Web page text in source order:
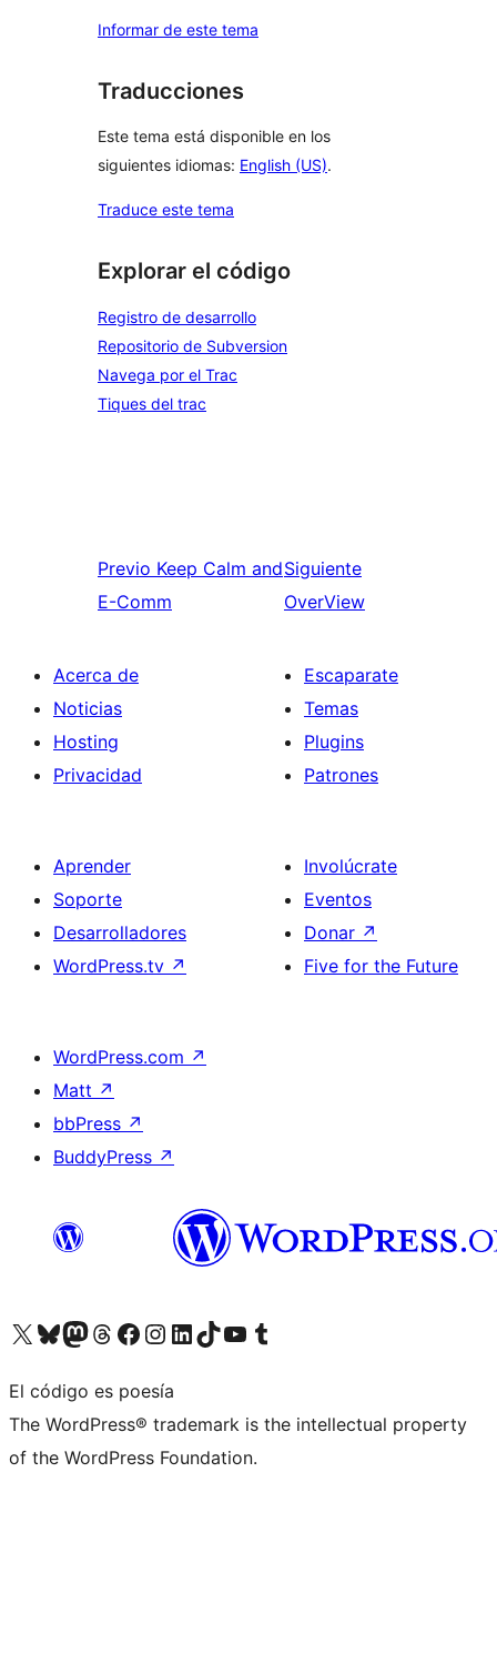
Informar de este tema
Traducciones
Este tema está disponible en los
siguientes idiomas: English (US).
Traduce este tema
Explorar el código
Registro de desarrollo
Repositorio de Subversion
Navega por el Trac
Tiques del trac
Previo Keep Calm and
E-Comm
Siguiente
OverView
Acerca de
Noticias
Hosting
Privacidad
Escaparate
Temas
Plugins
Patrones
Aprender
Soporte
Desarrolladores
WordPress.tv ↗
Involúcrate
Eventos
Donar ↗
Five for the Future
WordPress.com ↗
Matt ↗
bbPress ↗
BuddyPress ↗
Visita nuestra cuenta de X (anteriormente Twitter)
Visita nuestra cuenta de Bluesky
Visita nuestra cuenta de Mastodon
Visita nuestra cuenta de Threads
Visita nuestra página de Facebook
Visita nuestra cuenta de Instagram
Visita nuestra cuenta de LinkedIn
Visita nuestra cuenta de TikTok
Visita nuestro canal de YouTube
Visita nuestra cuenta de Tumblr
El código es poesía
The WordPress® trademark is the intellectual property
of the WordPress Foundation.